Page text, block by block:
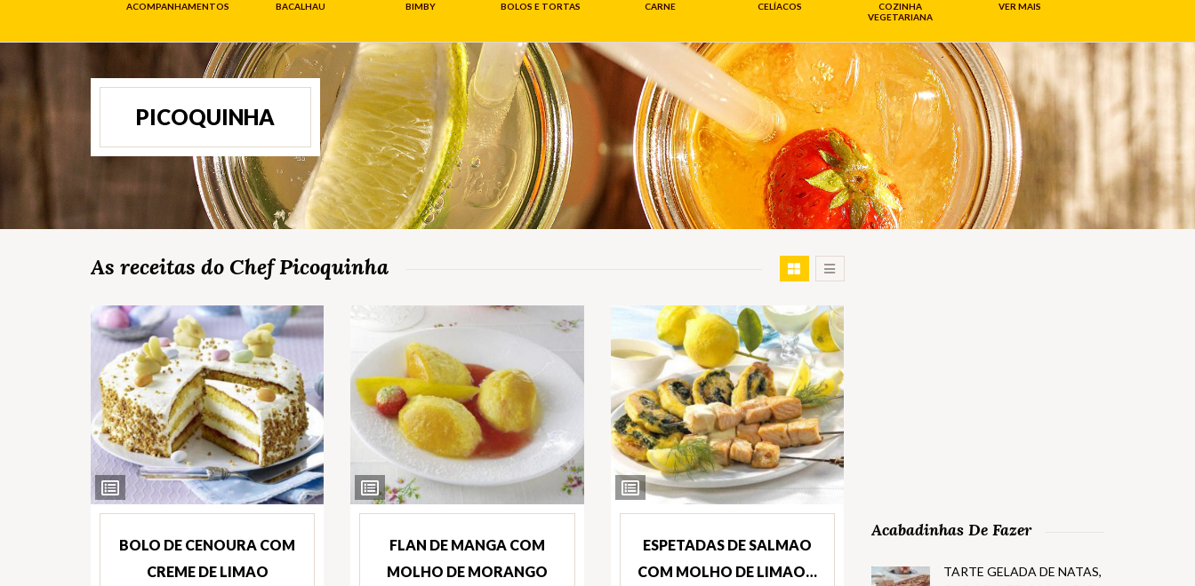
ACOMPANHAMENTOS BACALHAU BIMBY BOLOS E TORTAS CARNE CELÍACOS
COZINHA
VEGETARIANA
VER MAIS
PICOQUINHA
As receitas do Chef Picoquinha
Ver
Ingredientes
BOLO DE CENOURA COM
CREME DE LIMAO
Ver
Ingredientes
FLAN DE MANGA COM
MOLHO DE MORANGO
Ver
Ingredientes
ESPETADAS DE SALMAO
COM MOLHO DE LIMAO…
Acabadinhas De Fazer
TARTE GELADA DE NATAS,